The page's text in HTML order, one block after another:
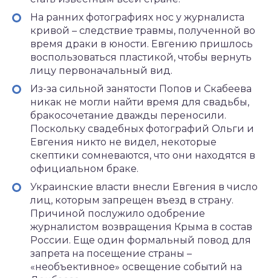
На ранних фотографиях нос у журналиста
кривой – следствие травмы, полученной во
время драки в юности. Евгению пришлось
воспользоваться пластикой, чтобы вернуть
лицу первоначальный вид.
Из-за сильной занятости Попов и Скабеева
никак не могли найти время для свадьбы,
бракосочетание дважды переносили.
Поскольку свадебных фотографий Ольги и
Евгения никто не видел, некоторые
скептики сомневаются, что они находятся в
официальном браке.
Украинские власти внесли Евгения в число
лиц, которым запрещен въезд в страну.
Причиной послужило одобрение
журналистом возвращения Крыма в состав
России. Еще один формальный повод для
запрета на посещение страны –
«необъективное» освещение событий на